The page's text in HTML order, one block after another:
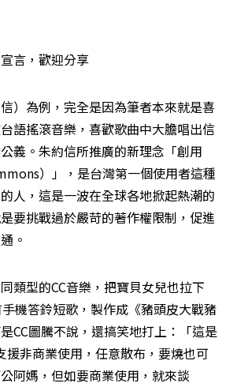
言，歡迎分享
）為例，完全是因為筆者本來就是喜
語搖滾音樂，喜歡歌曲中大膽唱出信
義。朱約信所推廣的新理念「創用
）」，是台灣第一個使用者這種
人，這是一波在全球各地掀起熱潮的
要挑戰過於嚴苛的著作權限制，促進
。
類型的CC音樂，把寶貝女兒也拉下
機答鈴短歌，製作成《豬頭皮大戰豬
CC圖騰不說，還搞笑地打上：「這是
援非商業使用，任意散布，要燒也可
阿媽，但如要商業使用，就來談